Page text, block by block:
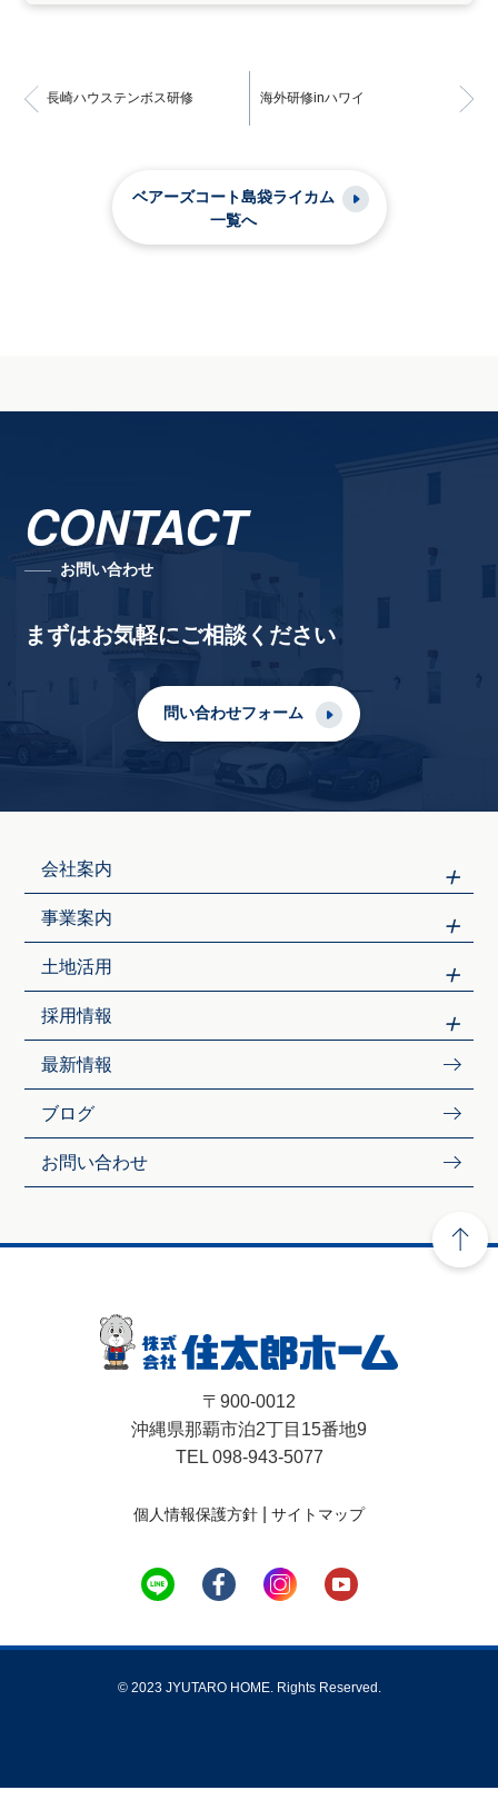
長崎ハウステンボス研修 海外研修inハワイ
ベアーズコート島袋ライカム
一覧へ
CONTACT
お問い合わせ
まずはお気軽にご相談ください
問い合わせフォーム
会社案内
事業案内
土地活用
採用情報
最新情報
ブログ
お問い合わせ
〒900-0012
沖縄県那覇市泊2丁目15番地9
TEL 098-943-5077
個人情報保護方針 サイトマップ
© 2023 JYUTARO HOME. Rights Reserved.